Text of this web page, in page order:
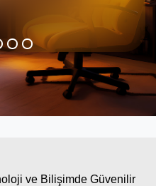
ve Bilişimde Güvenilir